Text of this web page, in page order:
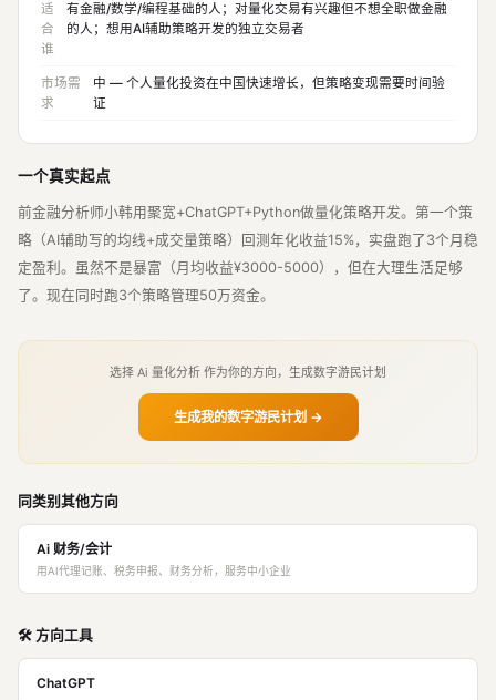
适
合
谁
有金融/数学/编程基础的人；对量化交易有兴趣但不想全职做金融
的人；想用AI辅助策略开发的独立交易者
市场需
求
中 — 个人量化投资在中国快速增长，但策略变现需要时间验
证
一个真实起点
前金融分析师小韩用聚宽+ChatGPT+Python做量化策略开发。第一个策
略（AI辅助写的均线+成交量策略）回测年化收益15%，实盘跑了3个月稳
定盈利。虽然不是暴富（月均收益¥3000-5000），但在大理生活足够
了。现在同时跑3个策略管理50万资金。
选择 Ai 量化分析 作为你的方向，生成数字游民计划
生成我的数字游民计划 →
同类别其他方向
Ai 财务/会计
用AI代理记账、税务申报、财务分析，服务中小企业
🛠️ 方向工具
ChatGPT